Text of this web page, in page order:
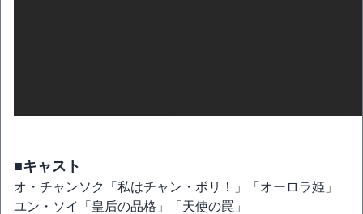
■キャスト
オ・チャンソク「私はチャン・ボリ！」「オーロラ姫」
ユン・ソイ「皇后の品格」「天使の罠」